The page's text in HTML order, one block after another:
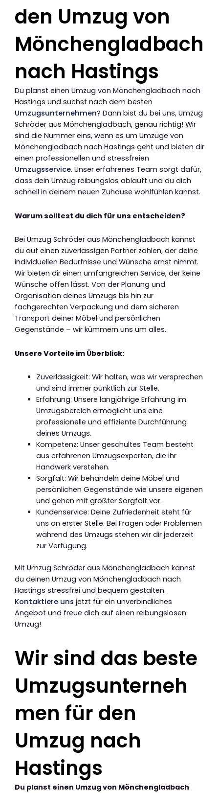
den Umzug von
Mönchengladbach
nach Hastings
Du planst einen Umzug von Mönchengladbach nach
Hastings und suchst nach dem besten
Umzugsunternehmen? Dann bist du bei uns, Umzug
Schröder aus Mönchengladbach, genau richtig! Wir
sind die Nummer eins, wenn es um Umzüge von
Mönchengladbach nach Hastings geht und bieten dir
einen professionellen und stressfreien
Umzugsservice. Unser erfahrenes Team sorgt dafür,
dass dein Umzug reibungslos abläuft und du dich
schnell in deinem neuen Zuhause wohlfühlen kannst.
Warum solltest du dich für uns entscheiden?
Bei Umzug Schröder aus Mönchengladbach kannst
du auf einen zuverlässigen Partner zählen, der deine
individuellen Bedürfnisse und Wünsche ernst nimmt.
Wir bieten dir einen umfangreichen Service, der keine
Wünsche offen lässt. Von der Planung und
Organisation deines Umzugs bis hin zur
fachgerechten Verpackung und dem sicheren
Transport deiner Möbel und persönlichen
Gegenstände – wir kümmern uns um alles.
Unsere Vorteile im Überblick:
Zuverlässigkeit: Wir halten, was wir versprechen
und sind immer pünktlich zur Stelle.
Erfahrung: Unsere langjährige Erfahrung im
Umzugsbereich ermöglicht uns eine
professionelle und effiziente Durchführung
deines Umzugs.
Kompetenz: Unser geschultes Team besteht
aus erfahrenen Umzugsexperten, die ihr
Handwerk verstehen.
Sorgfalt: Wir behandeln deine Möbel und
persönlichen Gegenstände wie unsere eigenen
und gehen mit größter Sorgfalt vor.
Kundenservice: Deine Zufriedenheit steht für
uns an erster Stelle. Bei Fragen oder Problemen
während des Umzugs stehen wir dir jederzeit
zur Verfügung.
Mit Umzug Schröder aus Mönchengladbach kannst
du deinen Umzug von Mönchengladbach nach
Hastings stressfrei und bequem gestalten.
Kontaktiere uns jetzt für ein unverbindliches
Angebot und freue dich auf einen reibungslosen
Umzug!
Wir sind das beste
Umzugsunterneh
men für den
Umzug nach
Hastings
Du planst einen Umzug von Mönchengladbach